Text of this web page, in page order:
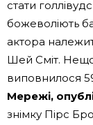
стати
божеволіють
актора
Шей Сміт.
виповнилося
Мережі,
знімку Пірс